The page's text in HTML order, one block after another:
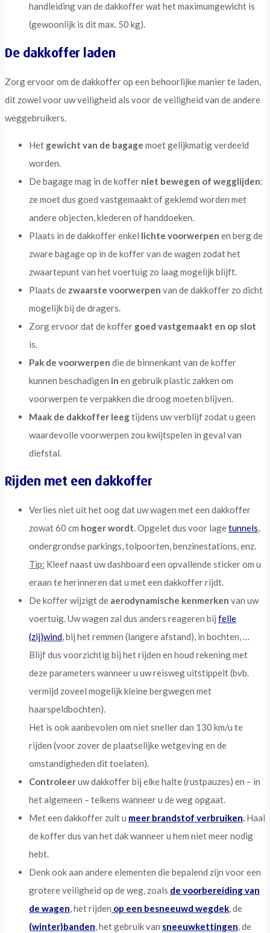
handleiding van de dakkoffer wat het maximumgewicht is
(gewoonlijk is dit max. 50 kg).
De dakkoffer laden
Zorg ervoor om de dakkoffer op een behoorlijke manier te laden,
dit zowel voor uw veiligheid als voor de veiligheid van de andere
weggebruikers.
Het gewicht van de bagage moet gelijkmatig verdeeld
worden.
De bagage mag in de koffer niet bewegen of wegglijden:
ze moet dus goed vastgemaakt of geklemd worden met
andere objecten, klederen of handdoeken.
Plaats in de dakkoffer enkel lichte voorwerpen en berg de
zware bagage op in de koffer van de wagen zodat het
zwaartepunt van het voertuig zo laag mogelijk blijft.
Plaats de zwaarste voorwerpen van de dakkoffer zo dicht
mogelijk bij de dragers.
Zorg ervoor dat de koffer goed vastgemaakt en op slot
is.
Pak de voorwerpen die de binnenkant van de koffer
kunnen beschadigen in en gebruik plastic zakken om
voorwerpen te verpakken die droog moeten blijven.
Maak de dakkoffer leegtijdens uw verblijf zodat u geen
waardevolle voorwerpen zou kwijtspelen in geval van
diefstal.
Rijden met een dakkoffer
Verlies niet uit het oog dat uw wagen met een dakkoffer
zowat 60 cm hoger wordt. Opgelet dus voor lagetunnels,
ondergrondse parkings, tolpoorten, benzinestations, enz.
Tip: Kleef naast uw dashboard een opvallende sticker om u
eraan te herinneren dat u met een dakkoffer rijdt.
De koffer wijzigt de aerodynamische kenmerken van uw
voertuig. Uw wagen zal dus anders reageren bij felle
(zij)wind, bij het remmen (langere afstand), in bochten, …
Blijf dus voorzichtig bij het rijden en houd rekening met
deze parameters wanneer u uw reisweg uitstippelt (bvb.
vermijd zoveel mogelijk kleine bergwegen met
haarspeldbochten).
Het is ook aanbevolen om niet sneller dan 130 km/u te
rijden (voor zover de plaatselijke wetgeving en de
omstandigheden dit toelaten).
Controleeruw dakkoffer bij elke halte (rustpauzes) en – in
het algemeen – telkens wanneer u de weg opgaat.
Met een dakkoffer zult u meer brandstof verbruiken. Haal
de koffer dus van het dak wanneer u hem niet meer nodig
hebt.
Denk ook aan andere elementen die bepalend zijn voor een
grotere veiligheid op de weg, zoals de voorbereiding van
de wagen, het rijden op een besneeuwd wegdek, de
(winter)banden, het gebruik van sneeuwkettingen, de